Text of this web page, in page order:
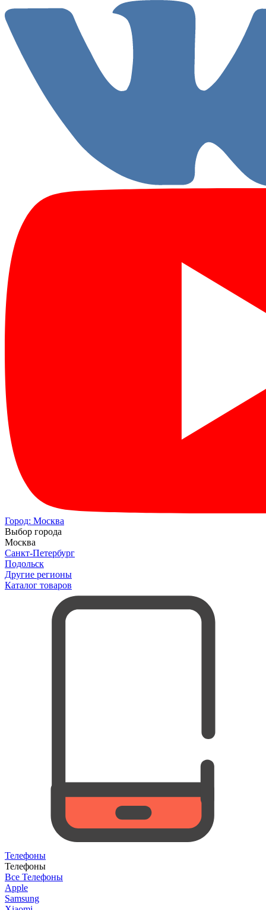
Город: Москва
Выбор города
Москва
Санкт-Петербург
Подольск
Другие регионы
Каталог товаров
Телефоны
Телефоны
Все Телефоны
Apple
Samsung